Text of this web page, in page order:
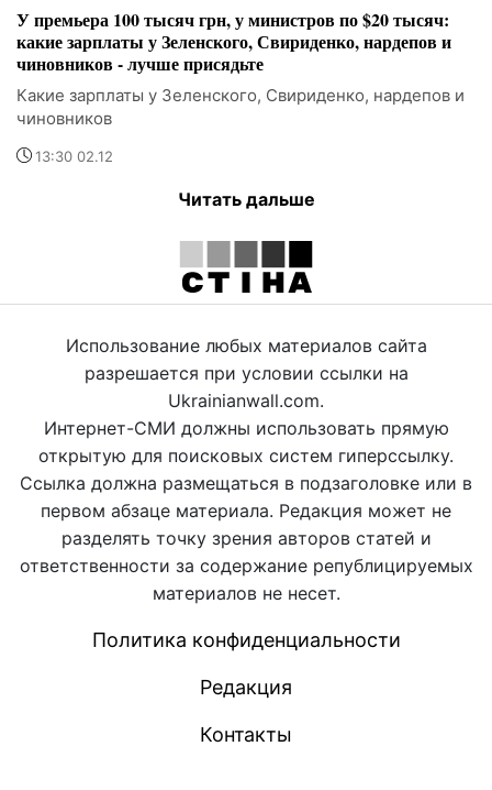
У премьера 100 тысяч грн, у министров по $20 тысяч:
какие зарплаты у Зеленского, Свириденко, нардепов и
чиновников - лучше присядьте
Какие зарплаты у Зеленского, Свириденко, нардепов и
чиновников
13:30 02.12
Читать дальше
Использование любых материалов сайта
разрешается при условии ссылки на
Ukrainianwall.com.
Интернет-СМИ должны использовать прямую
открытую для поисковых систем гиперссылку.
Ссылка должна размещаться в подзаголовке или в
первом абзаце материала. Редакция может не
разделять точку зрения авторов статей и
ответственности за содержание републицируемых
материалов не несет.
Политика конфиденциальности
Редакция
Контакты